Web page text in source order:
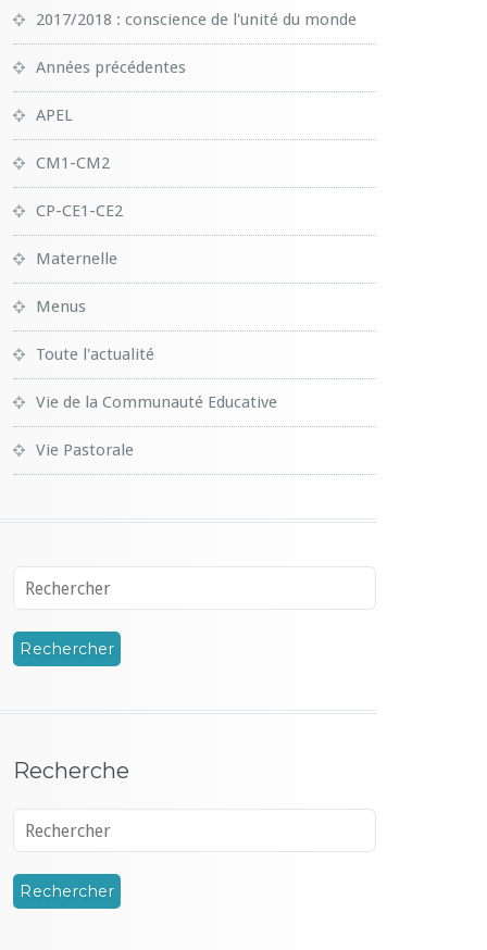
2017/2018 : conscience de l'unité du monde
Années précédentes
APEL
CM1-CM2
CP-CE1-CE2
Maternelle
Menus
Toute l'actualité
Vie de la Communauté Educative
Vie Pastorale
Recherche